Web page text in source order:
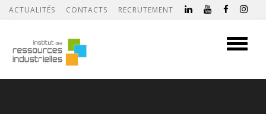
ACTUALITÉS CONTACTS RECRUTEMENT
Toggle